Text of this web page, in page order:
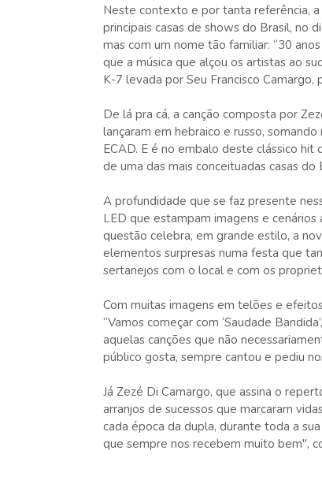
Neste contexto e por tanta referência,
principais casas de shows do Brasil, no
mas com um nome tão familiar: “30
que a música que alçou os artistas ao
K-7 levada por Seu Francisco Camargo,
De lá pra cá, a canção composta por
lançaram em hebraico e russo,
ECAD. E é no embalo deste clássico
de uma das mais conceituadas casas do
A profundidade que se faz presente
LED que estampam imagens e
questão celebra, em grande estilo, a
elementos surpresas numa festa que
sertanejos com o local e com os
Com muitas imagens em telões e
“Vamos começar com ‘Saudade
aquelas canções que não
público gosta, sempre cantou e pediu
Já Zezé Di Camargo, que assina o
arranjos de sucessos que marcaram
cada época da dupla, durante toda a
que sempre nos recebem muito bem",